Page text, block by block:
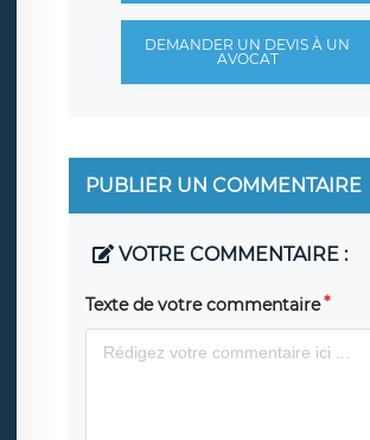
DEMANDER UN DEVIS À UN
AVOCAT
PUBLIER UN COMMENTAIRE
VOTRE COMMENTAIRE :
Texte de votre commentaire